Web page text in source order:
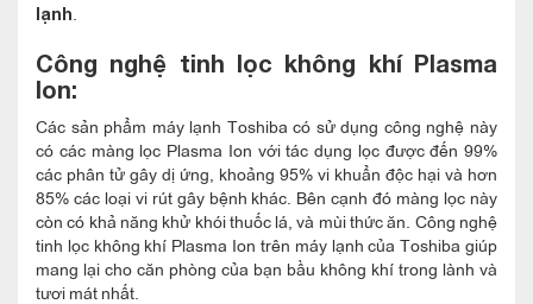
lạnh
Công nghệ tinh lọc không khí Plasma
Ion:
Các sản phẩm máy lạnh Toshiba có sử dụng công nghệ này
có các màng lọc Plasma Ion với tác dụng lọc được đến 99%
các phân tử gây dị ứng, khoảng 95% vi khuẩn độc hại và hơn
85% các loại vi rút gây bệnh khác. Bên cạnh đó màng lọc này
còn có khả năng khử khói thuốc lá, và mùi thức ăn. Công nghệ
tinh lọc không khí Plasma Ion trên máy lạnh của Toshiba giúp
mang lại cho căn phòng của bạn bầu không khí trong lành và
tươi mát nhất.